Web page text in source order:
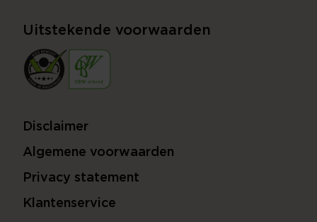
Uitstekende voorwaarden
Disclaimer
Algemene voorwaarden
Privacy statement
Klantenservice